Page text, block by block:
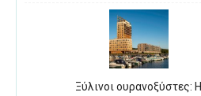
Ξύλινοι ουρανοξύστες: Η